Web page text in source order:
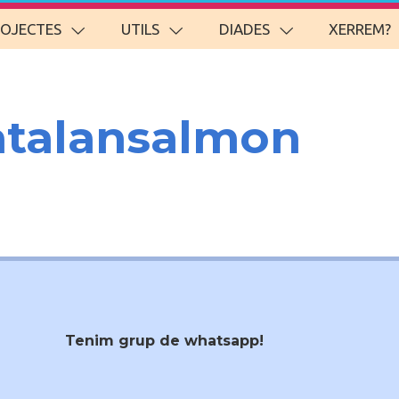
UTILS DIADES XERREM?
Tenim grup de whatsapp!